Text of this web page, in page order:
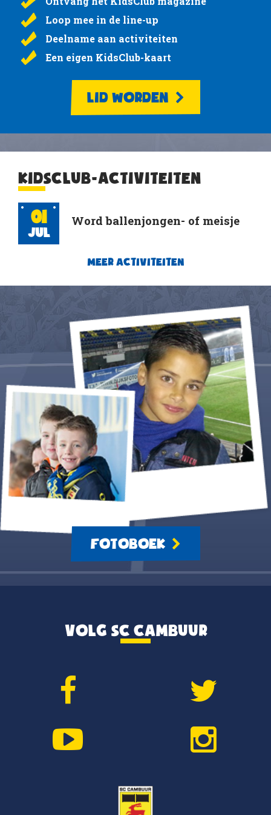
Loop mee in de line-up
Deelname aan activiteiten
Een eigen KidsClub-kaart
LID WORDEN
KIDSCLUB-ACTIVITEITEN
01
Jul
Word ballenjongen- of meisje
MEER ACTIVITEITEN
FOTOBOEK
VOLG SC CAMBUUR